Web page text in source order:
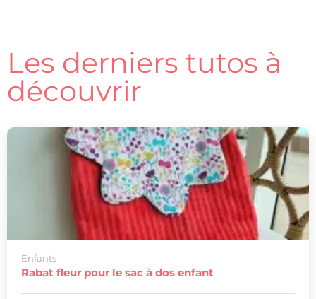
Les derniers tutos à
découvrir
Enfants
Rabat fleur pour le sac à dos enfant